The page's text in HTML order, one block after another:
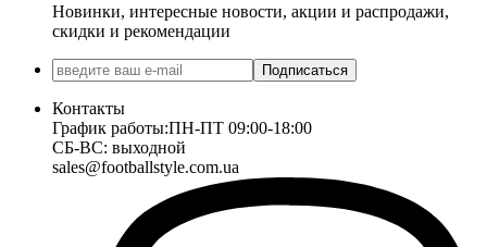
Новинки, интересные новости, акции и распродажи,
скидки и рекомендации
Подписаться
Контакты
График работы:ПН-ПТ 09:00-18:00
СБ-ВС: выходной
sales@footballstyle.com.ua